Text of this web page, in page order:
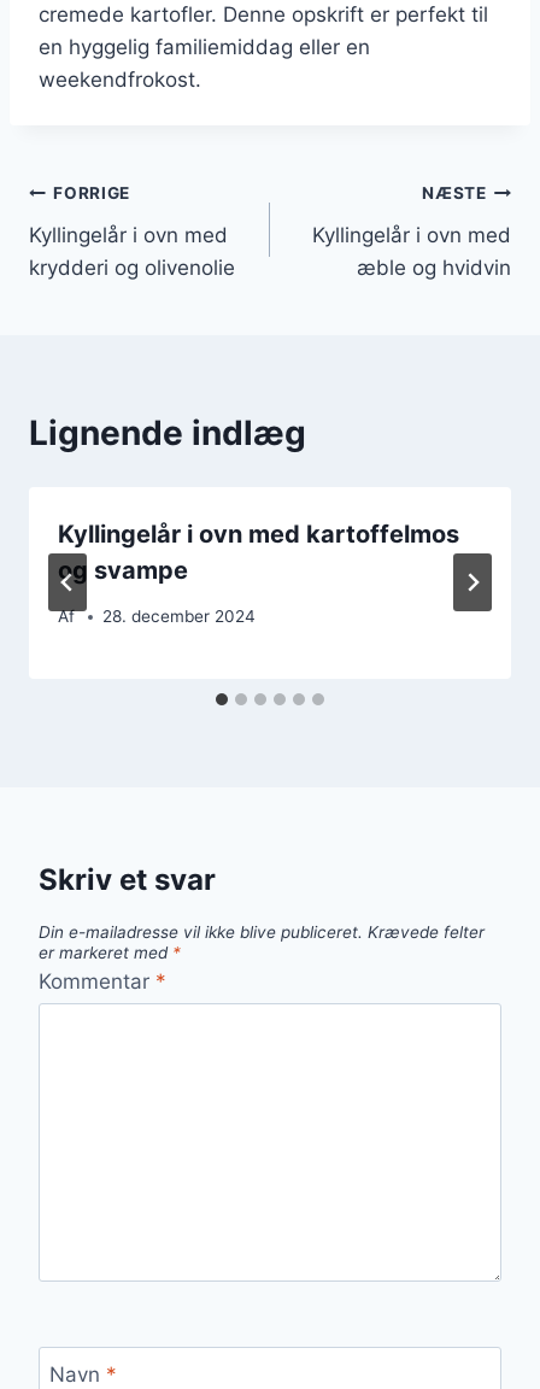
cremede kartofler. Denne opskrift er perfekt til
en hyggelig familiemiddag eller en
weekendfrokost.
Indlægsnavigation
FORRIGE
Kyllingelår i ovn med
krydderi og olivenolie
NÆSTE
Kyllingelår i ovn med
æble og hvidvin
Lignende indlæg
Kyllingelår i ovn med kartoffelmos
og svampe
Af 28. december 2024
Skriv et svar
Din e-mailadresse vil ikke blive publiceret. Krævede felter
er markeret med *
Kommentar *
Navn *